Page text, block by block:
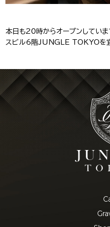
本日も20時からオープンしてい
スビル6階JUNGLE TOKYOを宜